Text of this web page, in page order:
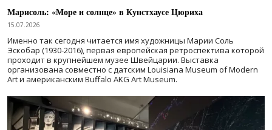
Марисоль: «Море и солнце» в Кунстхаусе Цюриха
15.07.2026
Именно так сегодня читается имя художницы Марии Соль
Эскобар (1930-2016), первая европейская ретроспектива которой
проходит в крупнейшем музее Швейцарии. Выставка
организована совместно с датским Louisiana Museum of Modern
Art и американским Buffalo AKG Art Museum.